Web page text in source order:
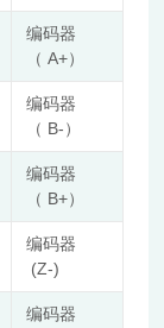
编码器
（ A+）
编码器
（ B-）
编码器
（ B+）
编码器
(Z-)
编码器